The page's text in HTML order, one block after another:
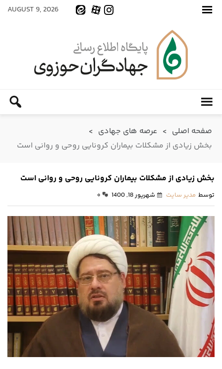
AUGUST 9, 2026
صفحه اصلی > عرصه های جهادی >
بخش زیادی از مشکلات بیماران کرونایی روحی و روانی است
بخش زیادی از مشکلات بیماران کرونایی روحی و روانی است
توسط مدیر سایت شهریور 18, 1400 ۰